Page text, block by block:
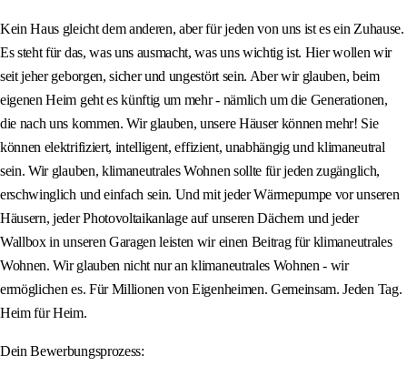
Kein Haus gleicht dem anderen, aber für jeden von uns ist es ein Zuhause.
Es steht für das, was uns ausmacht, was uns wichtig ist. Hier wollen wir
seit jeher geborgen, sicher und ungestört sein. Aber wir glauben, beim
eigenen Heim geht es künftig um mehr - nämlich um die Generationen,
die nach uns kommen. Wir glauben, unsere Häuser können mehr! Sie
können elektrifiziert, intelligent, effizient, unabhängig und klimaneutral
sein. Wir glauben, klimaneutrales Wohnen sollte für jeden zugänglich,
erschwinglich und einfach sein. Und mit jeder Wärmepumpe vor unseren
Häusern, jeder Photovoltaikanlage auf unseren Dächern und jeder
Wallbox in unseren Garagen leisten wir einen Beitrag für klimaneutrales
Wohnen. Wir glauben nicht nur an klimaneutrales Wohnen - wir
ermöglichen es. Für Millionen von Eigenheimen. Gemeinsam. Jeden Tag.
Heim für Heim.
Dein Bewerbungsprozess: